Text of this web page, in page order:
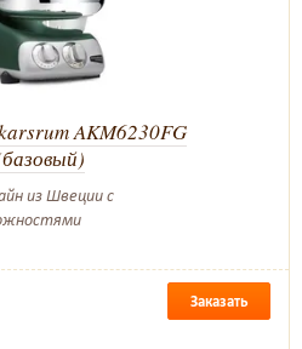
AKM6230FG
из Швеции с
Заказать